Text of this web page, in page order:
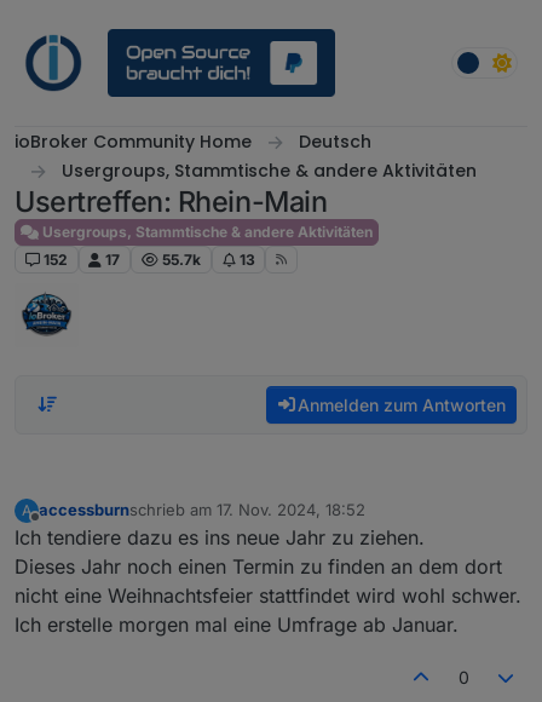
ioBroker Community Home
Deutsch
Usergroups, Stammtische & andere Aktivitäten
Usertreffen: Rhein-Main
Usergroups, Stammtische & andere Aktivitäten
152
17 55.7k 13
Anmelden zum Antworten
A
Offline
accessburnschrieb am 17. Nov. 2024, 18:52
zuletzt editiert von
Ich tendiere dazu es ins neue Jahr zu ziehen.
Dieses Jahr noch einen Termin zu finden an dem dort
nicht eine Weihnachtsfeier stattfindet wird wohl schwer.
Ich erstelle morgen mal eine Umfrage ab Januar.
0